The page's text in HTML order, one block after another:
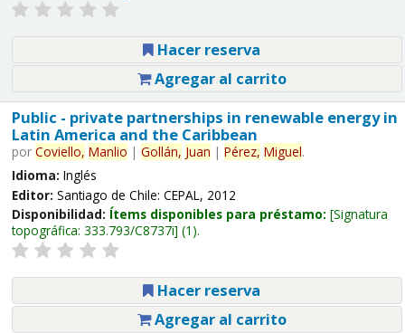
Hacer reserva
Agregar al carrito
Public - private partnerships in renewable energy in
Latin America and the Caribbean
por Coviello, Manlio | Gollán, Juan | Pérez, Miguel.
Idioma: Inglés
Editor: Santiago de Chile: CEPAL, 2012
Disponibilidad: Ítems disponibles para préstamo: Signatura
topográfica: 333.793/C8737i (1).
Hacer reserva
Agregar al carrito